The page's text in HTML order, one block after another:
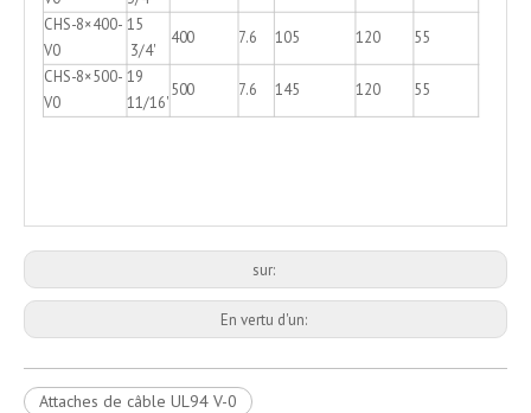
CHS-8×400-
V0
15
3/4'
400 7.6 105 120
55
CHS-8×500-
V0
19
11/16'
500 7.6 145 120 55
sur:
En vertu d'un:
Attaches de câble UL94 V-0